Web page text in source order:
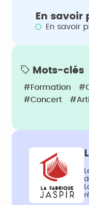
En savoir
En savoir
Mots-clés
#Formation
#Concert